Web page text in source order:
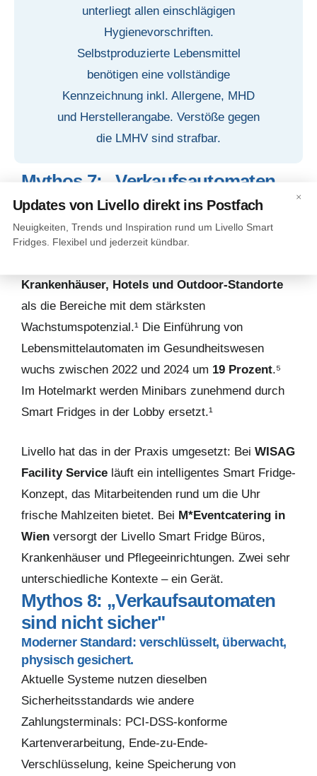
unterliegt allen einschlägigen
Hygienevorschriften.
Selbstproduzierte Lebensmittel
benötigen eine vollständige
Kennzeichnung inkl. Allergene, MHD
und Herstellerangabe. Verstöße gegen
die LMHV sind strafbar.
Mythos 7: „Verkaufsautomaten
sind nur einseitig einsetzbar"
Das Gegenteil ist wahr.
Der BDV-Marktbericht 2025 identifiziert
Krankenhäuser, Hotels und Outdoor-Standorte
als die Bereiche mit dem stärksten
Wachstumspotenzial.¹ Die Einführung von
Lebensmittelautomaten im Gesundheitswesen
wuchs zwischen 2022 und 2024 um 19 Prozent.⁵
Im Hotelmarkt werden Minibars zunehmend durch
Smart Fridges in der Lobby ersetzt.¹
Livello hat das in der Praxis umgesetzt: Bei WISAG
Facility Service läuft ein intelligentes Smart Fridge-
Konzept, das Mitarbeitenden rund um die Uhr
frische Mahlzeiten bietet. Bei M*Eventcatering in
Wien versorgt der Livello Smart Fridge Büros,
Krankenhäuser und Pflegeeinrichtungen. Zwei sehr
unterschiedliche Kontexte – ein Gerät.
Mythos 8: „Verkaufsautomaten
sind nicht sicher"
Moderner Standard: verschlüsselt, überwacht,
physisch gesichert.
Aktuelle Systeme nutzen dieselben
Sicherheitsstandards wie andere
Zahlungsterminals: PCI-DSS-konforme
Kartenverarbeitung, Ende-zu-Ende-
Verschlüsselung, keine Speicherung von
×
Updates von Livello direkt ins Postfach
Neuigkeiten, Trends und Inspiration rund um Livello Smart
Fridges. Flexibel und jederzeit kündbar.